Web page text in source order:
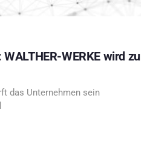
WERKE wird zu
das Unternehmen sein